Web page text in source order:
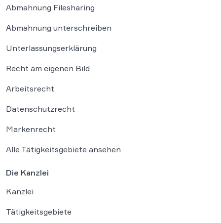
Abmahnung Filesharing
Abmahnung unterschreiben
Unterlassungserklärung
Recht am eigenen Bild
Arbeitsrecht
Datenschutzrecht
Markenrecht
Alle Tätigkeitsgebiete ansehen
Die Kanzlei
Kanzlei
Tätigkeitsgebiete